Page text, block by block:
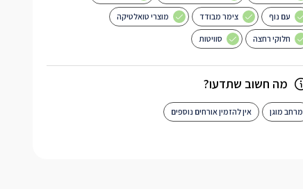
עם נוף צימר מבודד מוצרי טואלטיקה
חלוקי רחצה סוויטות
מה חשוב שתדעו?
מרחב מוגן אין להזמין אורחים נוספים